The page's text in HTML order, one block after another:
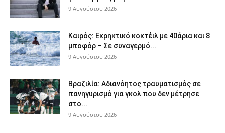
9 Αυγούστου 2026
Καιρός: Εκρηκτικό κοκτέιλ με 40άρια και 8
μποφόρ – Σε συναγερμό...
9 Αυγούστου 2026
Βραζιλία: Αδιανόητος τραυματισμός σε
πανηγυρισμό για γκολ που δεν μέτρησε
στο...
9 Αυγούστου 2026